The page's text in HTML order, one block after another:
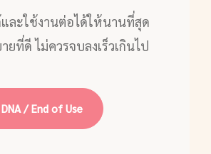
ละใช้งานต่อได้ให้นานที่สุด
ยที่ดี ไม่ควรจบลงเร็วเกินไป
/ End of Use